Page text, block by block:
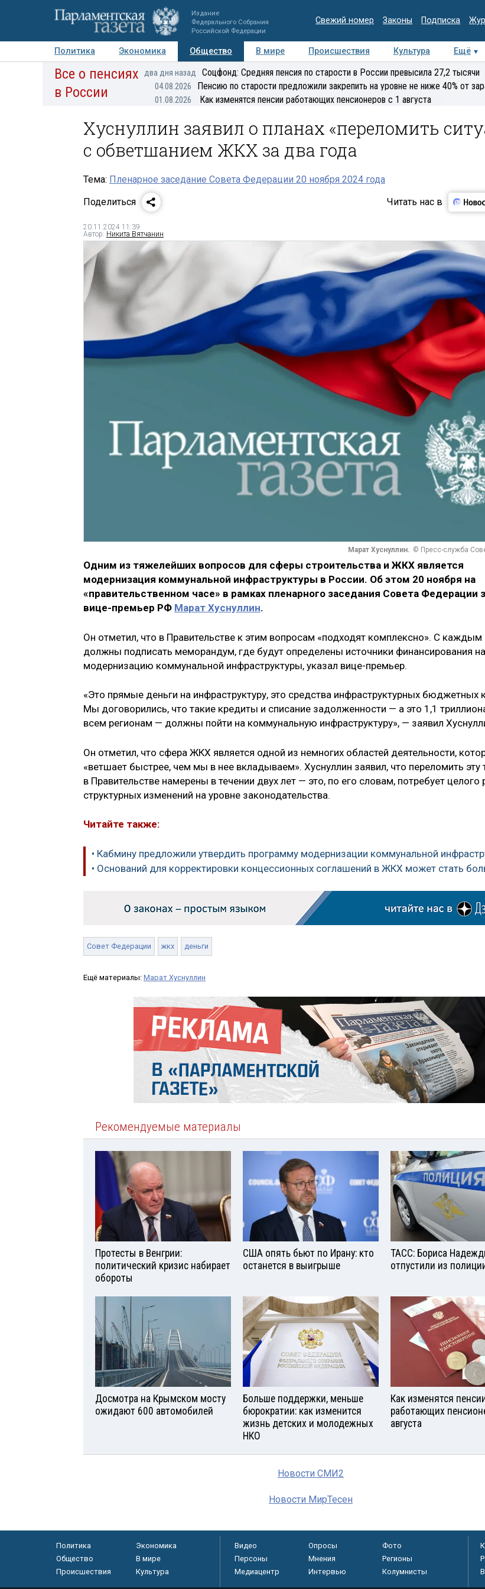
Издание
Федерального Собрания
Российской Федерации
Свежий номер Законы Подписка
Политика Экономика Общество В мире Происшествия Культура Ещё
Авторы Персоны Мнения Регионы Медиацентр Интервью Колумнисты
Все о пенсиях
в России
два дня назад Соцфонд: Средняя пенсия по старости в России превысила 27,2 тысячи
04.08.2026 Пенсию по старости предложили закрепить на уровне не ниже 40% от
01.08.2026 Как изменятся пенсии работающих пенсионеров с 1 августа
Хуснуллин заявил о планах «переломить
с обветшанием ЖКХ за два года
Тема: Пленарное заседание Совета Федерации 20 ноября 2024 года
Поделиться
Читать нас в
20.11.2024 11:39
Автор: Никита Вятчанин
Марат Хуснуллин. © Пресс-служба
Одним из тяжелейших вопросов для сферы строительства и ЖКХ является
модернизация коммунальной инфраструктуры в России. Об этом 20 ноября на
«правительственном часе» в рамках пленарного заседания Совета Федерации
вице-премьер РФ Марат Хуснуллин.
Он отметил, что в Правительстве к этим вопросам «подходят комплексно». С каждым
должны подписать меморандум, где будут определены источники финансирования на
модернизацию коммунальной инфраструктуры, указал вице-премьер.
«Это прямые деньги на инфраструктуру, это средства инфраструктурных бюджетных
Мы договорились, что такие кредиты и списание задолженности — а это 1,1
всем регионам — должны пойти на коммунальную инфраструктуру», — заявил
Он отметил, что сфера ЖКХ является одной из немногих областей деятельности,
«ветшает быстрее, чем мы в нее вкладываем». Хуснуллин заявил, что переломить эту
в Правительстве намерены в течении двух лет — это, по его словам, потребует целого
структурных изменений на уровне законодательства.
Читайте также:
• Кабмину предложили утвердить программу модернизации коммунальной
• Оснований для корректировки концессионных соглашений в ЖКХ может стать
Совет Федерации жкх деньги
Ещё материалы: Марат Хуснуллин
Рекомендуемые материалы
Протесты в Венгрии:
политический кризис набирает
обороты
США опять бьют по Ирану: кто
останется в выигрыше
ТАСС: Бориса
отпустили из
Досмотра на Крымском мосту
ожидают 600 автомобилей
Больше поддержки, меньше
бюрократии: как изменится
жизнь детских и молодежных
НКО
Как изменятся
работающих
августа
Новости СМИ2
Новости МирТесен
Политика
Экономика
Общество
В мире
Происшествия
Культура
Видео Опросы
Фото
Персоны
Мнения
Регионы
Медиацентр
Интервью Колумнисты